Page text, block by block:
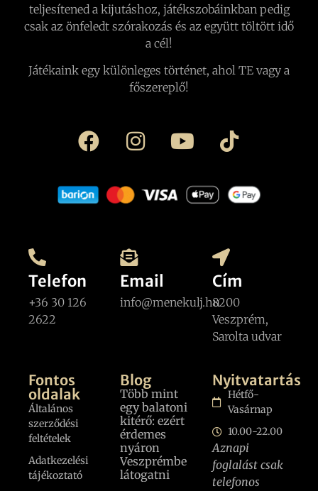
teljesítened a kijutáshoz, játékszobáinkban pedig
csak az önfeledt szórakozás és az együtt töltött idő
a cél!
Játékaink egy különleges történet, ahol TE vagy a
főszereplő!
Telefon
+36 30 126
2622
Email
info@menekulj.hu
Cím
8200
Veszprém,
Sarolta udvar
Fontos
oldalak
Általános
szerződési
feltételek
Adatkezelési
tájékoztató
Blog
Több mint
egy balatoni
kitérő: ezért
érdemes
nyáron
Veszprémbe
látogatni
Nyitvatartás
Hétfő-
Vasárnap
10.00-22.00
Aznapi
foglalást csak
telefonos